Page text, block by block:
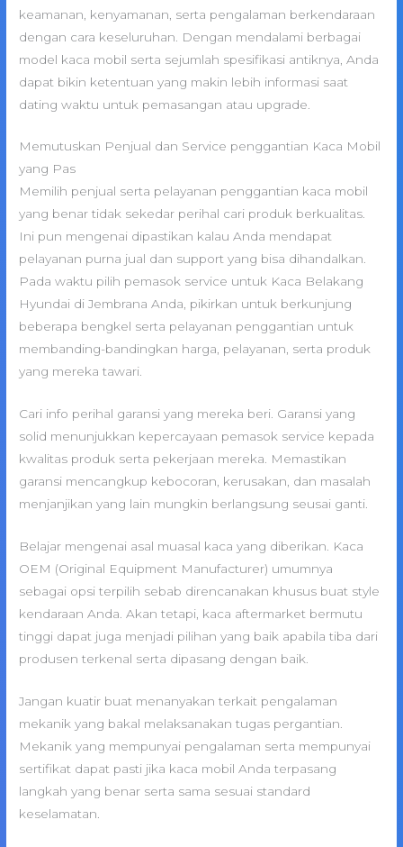
keamanan, kenyamanan, serta pengalaman berkendaraan
dengan cara keseluruhan. Dengan mendalami berbagai
model kaca mobil serta sejumlah spesifikasi antiknya, Anda
dapat bikin ketentuan yang makin lebih informasi saat
dating waktu untuk pemasangan atau upgrade.
Memutuskan Penjual dan Service penggantian Kaca Mobil
yang Pas
Memilih penjual serta pelayanan penggantian kaca mobil
yang benar tidak sekedar perihal cari produk berkualitas.
Ini pun mengenai dipastikan kalau Anda mendapat
pelayanan purna jual dan support yang bisa dihandalkan.
Pada waktu pilih pemasok service untuk Kaca Belakang
Hyundai di Jembrana Anda, pikirkan untuk berkunjung
beberapa bengkel serta pelayanan penggantian untuk
membanding-bandingkan harga, pelayanan, serta produk
yang mereka tawari.
Cari info perihal garansi yang mereka beri. Garansi yang
solid menunjukkan kepercayaan pemasok service kepada
kwalitas produk serta pekerjaan mereka. Memastikan
garansi mencangkup kebocoran, kerusakan, dan masalah
menjanjikan yang lain mungkin berlangsung seusai ganti.
Belajar mengenai asal muasal kaca yang diberikan. Kaca
OEM (Original Equipment Manufacturer) umumnya
sebagai opsi terpilih sebab direncanakan khusus buat style
kendaraan Anda. Akan tetapi, kaca aftermarket bermutu
tinggi dapat juga menjadi pilihan yang baik apabila tiba dari
produsen terkenal serta dipasang dengan baik.
Jangan kuatir buat menanyakan terkait pengalaman
mekanik yang bakal melaksanakan tugas pergantian.
Mekanik yang mempunyai pengalaman serta mempunyai
sertifikat dapat pasti jika kaca mobil Anda terpasang
langkah yang benar serta sama sesuai standard
keselamatan.